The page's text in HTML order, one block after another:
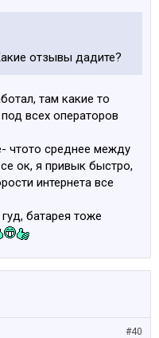
отзывы дадите?
там какие то
всех операторов
чтото среднее между
ок, я привык быстро,
интернета все
батарея тоже
#40